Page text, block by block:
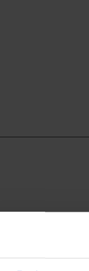
von KI